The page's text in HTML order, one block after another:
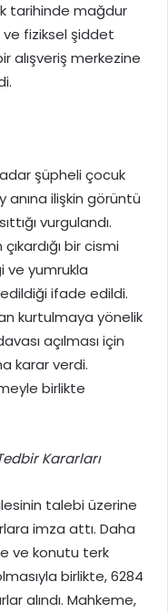
tarihinde mağdur
ve fiziksel şiddet
alışveriş merkezine
şüpheli çocuk
ilişkin görüntü
vurgulandı.
bir cismi
yumrukla
ifade edildi.
kurtulmaya yönelik
açılması için
karar verdi.
birlikte
Kararları
talebi üzerine
imza attı. Daha
ve konutu terk
birlikte, 6284
alındı. Mahkeme,